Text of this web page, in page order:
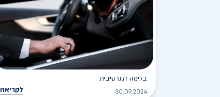
בלימה רגנרטיבית
30.09.2024 לקריאה